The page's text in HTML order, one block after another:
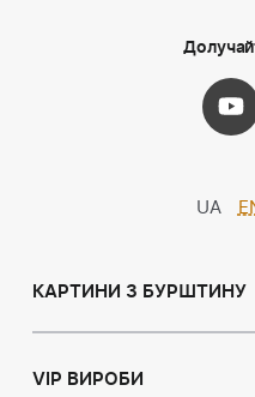
UA
КАРТИНИ З БУРШТИНУ
Іменні ікони
VIP ВИРОБИ